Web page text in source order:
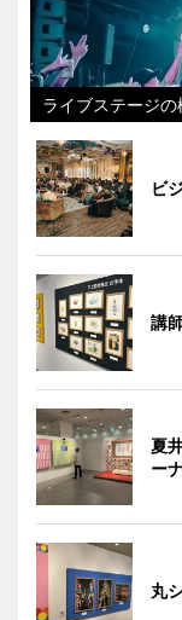
ライブステージの
ビ
講
夏
ー
丸